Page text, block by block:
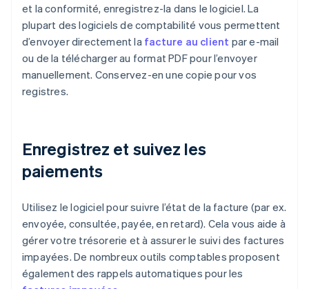
et la conformité, enregistrez-la dans le logiciel. La
plupart des logiciels de comptabilité vous permettent
d’envoyer directement la facture au client par e-mail
ou de la télécharger au format PDF pour l’envoyer
manuellement. Conservez-en une copie pour vos
registres.
Enregistrez et suivez les
paiements
Utilisez le logiciel pour suivre l’état de la facture (par ex.
envoyée, consultée, payée, en retard). Cela vous aide à
gérer votre trésorerie et à assurer le suivi des factures
impayées. De nombreux outils comptables proposent
également des rappels automatiques pour les